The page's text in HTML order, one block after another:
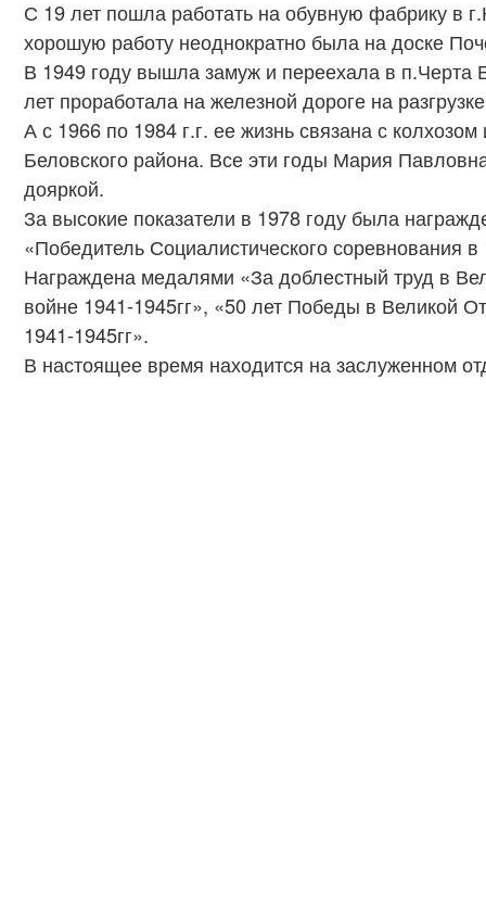
С 19 лет пошла работать на обувную фабрику в
хорошую работу неоднократно была на доске
В 1949 году вышла замуж и переехала в п.Черта
лет проработала на железной дороге на
А с 1966 по 1984 г.г. ее жизнь связана с
Беловского района. Все эти годы Мария
дояркой.
За высокие показатели в 1978 году была
«Победитель Социалистического соревнования в
Награждена медалями «За доблестный труд в
войне 1941-1945гг», «50 лет Победы в Великой
1941-1945гг».
В настоящее время находится на заслуженном